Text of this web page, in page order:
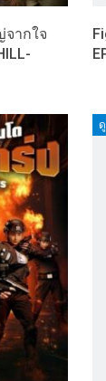
จากใจ